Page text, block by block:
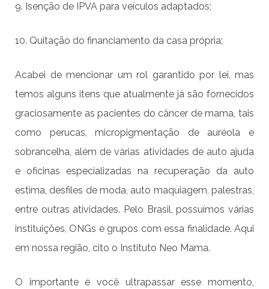
9. Isenção de IPVA para veículos adaptados;
10. Quitação do financiamento da casa própria;
Acabei de mencionar um rol garantido por lei, mas
temos alguns itens que atualmente já são fornecidos
graciosamente as pacientes do câncer de mama, tais
como perucas, micropigmentação de auréola e
sobrancelha, além de várias atividades de auto ajuda
e oficinas especializadas na recuperação da auto
estima, desfiles de moda, auto maquiagem, palestras,
entre outras atividades. Pelo Brasil, possuímos várias
instituições, ONGs e grupos com essa finalidade. Aqui
em nossa região, cito o Instituto Neo Mama.
O importante é você ultrapassar esse momento,